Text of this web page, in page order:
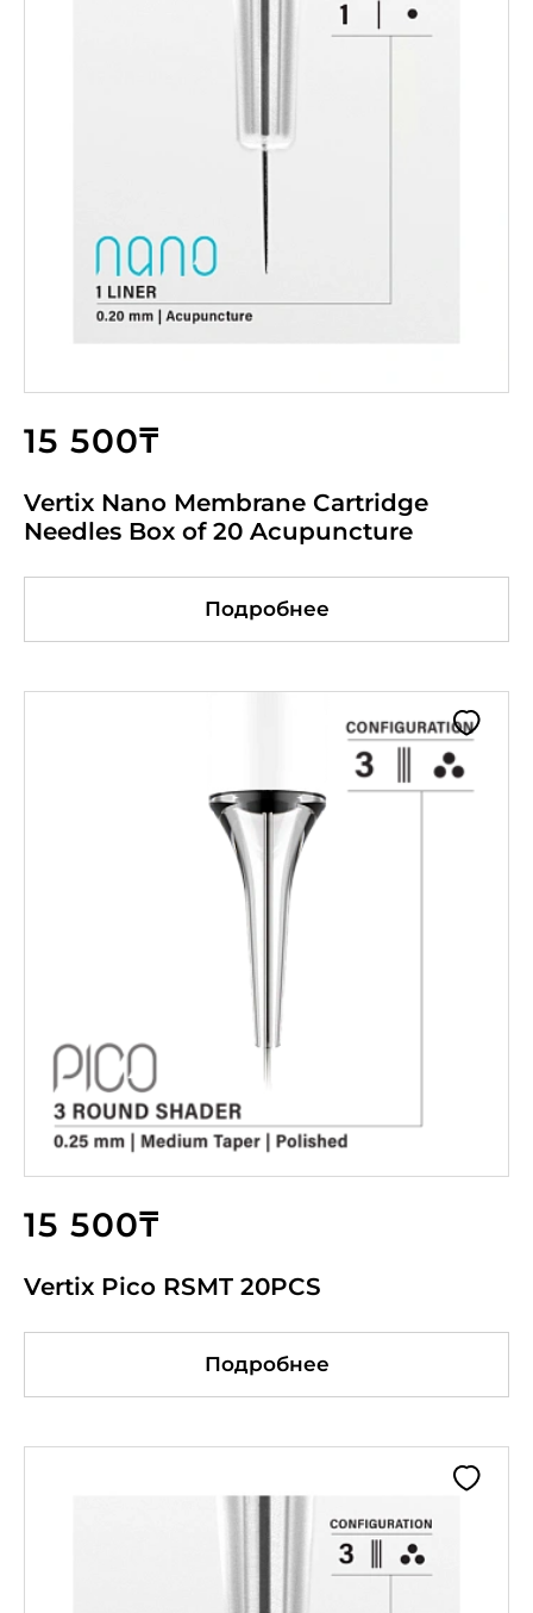
15 500₸
Vertix Nano Membrane Cartridge
Needles Box of 20 Acupuncture
Подробнее
15 500₸
Vertix Pico RSMT 20PCS
Подробнее